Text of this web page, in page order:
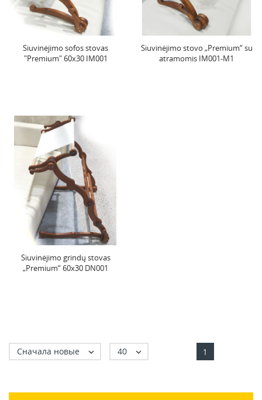
Siuvinėjimo sofos stovas
"Premium" 60x30 IM001
Siuvinėjimo stovo „Premium“ su
atramomis IM001-M1
Siuvinėjimo grindų stovas
„Premium“ 60x30 DN001
Сначала новые  40  1